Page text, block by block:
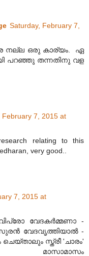
Saturday, February 7,
നല്ല ഒരു കാര്യം. ഏ
പറഞ്ഞു തന്നതിനു വള
February 7, 2015 at
relating to this
very good..
7, 2015 at
വേദകര്‍മ്മണാ -
വേദവൃത്തിയാല്‍ -
ചെയ്താലും സ്ത്രീ 'ചാരം'